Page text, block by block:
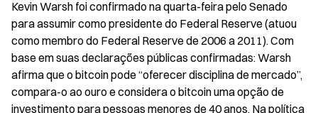
Kevin Warsh foi confirmado na quarta-feira pelo Senado
para assumir como presidente do Federal Reserve (atuou
como membro do Federal Reserve de 2006 a 2011). Com
base em suas declarações públicas confirmadas: Warsh
afirma que o bitcoin pode “oferecer disciplina de mercado”,
compara-o ao ouro e considera o bitcoin uma opção de
investimento para pessoas menores de 40 anos. Na política